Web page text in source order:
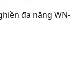
đa năng WN-